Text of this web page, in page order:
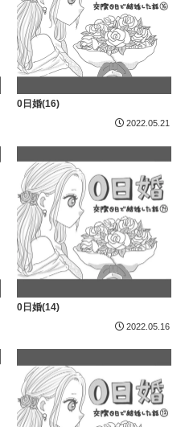
0日婚(16)
2022.05.21
0日婚(14)
2022.05.16